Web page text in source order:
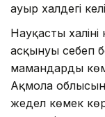
ауыр халдегі
Науқастың
асқынуы себеп
мамандардың
Ақмола
жедел көмек